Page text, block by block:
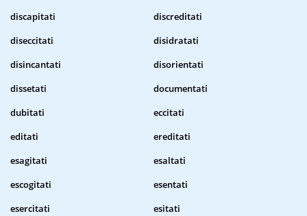
discapitati
discreditati
diseccitati
disidratati
disincantati
disorientati
dissetati
documentati
dubitati
eccitati
editati
ereditati
esagitati
esaltati
escogitati
esentati
esercitati
esitati